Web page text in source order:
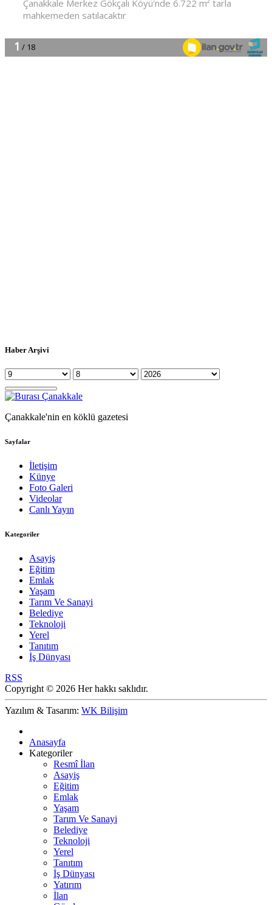
Haber Arşivi
Çanakkale'nin en köklü gazetesi
Sayfalar
İletişim
Künye
Foto Galeri
Videolar
Canlı Yayın
Kategoriler
Asayiş
Eğitim
Emlak
Yaşam
Tarım Ve Sanayi
Belediye
Teknoloji
Yerel
Tanıtım
İş Dünyası
RSS
Copyright © 2026 Her hakkı saklıdır.
Yazılım & Tasarım: WK Bilişim
Anasayfa
Kategoriler
Resmî İlan
Asayiş
Eğitim
Emlak
Yaşam
Tarım Ve Sanayi
Belediye
Teknoloji
Yerel
Tanıtım
İş Dünyası
Yatırım
İlan